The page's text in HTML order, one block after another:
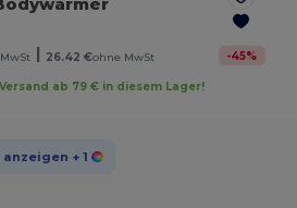
| 26.42 €ohne MwSt -45%
ab 79 € in diesem Lager!
anzeigen + 1